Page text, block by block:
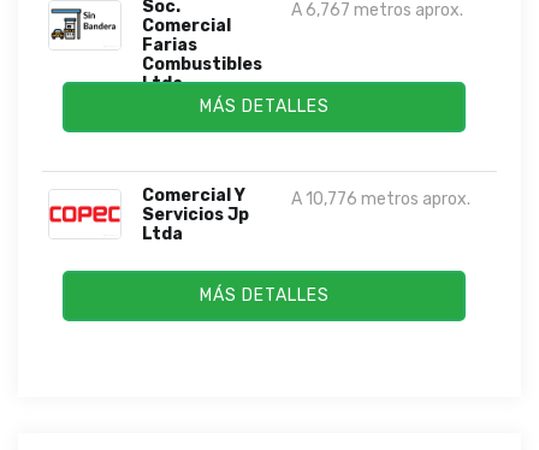
Soc.
Comercial
Farias
Combustibles
Ltda
A 6,767 metros aprox.
MÁS DETALLES
Comercial Y
Servicios Jp
Ltda
A 10,776 metros aprox.
MÁS DETALLES